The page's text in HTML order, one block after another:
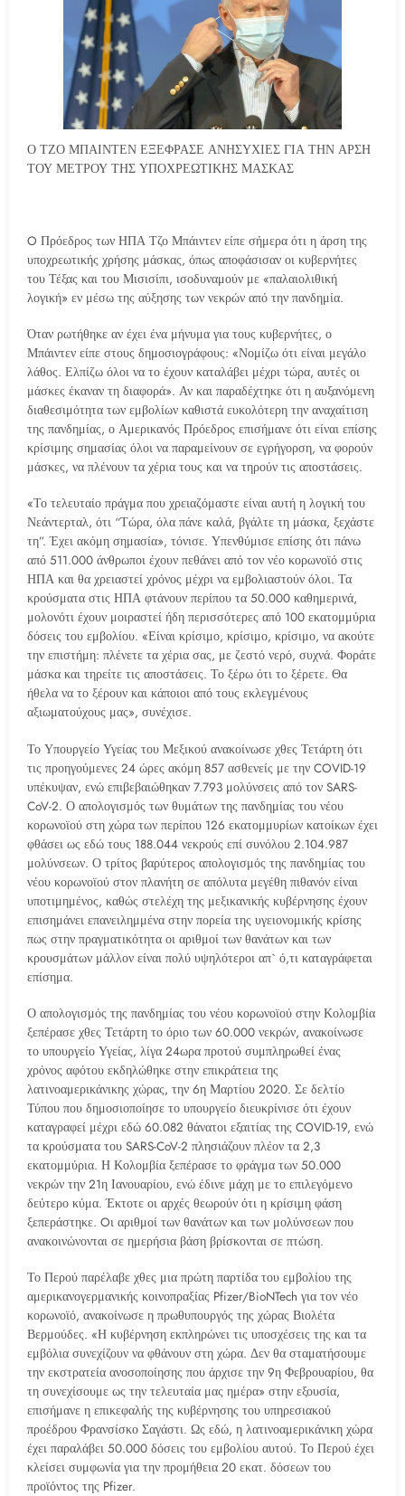
Ο ΤΖΟ ΜΠΑΙΝΤΕΝ ΕΞΕΦΡΑΣΕ ΑΝΗΣΥΧΙΕΣ ΓΙΑ ΤΗΝ ΑΡΣΗ
ΤΟΥ ΜΕΤΡΟΥ ΤΗΣ ΥΠΟΧΡΕΩΤΙΚΗΣ ΜΑΣΚΑΣ
O Πρόεδρος των ΗΠΑ Τζο Μπάιντεν είπε σήμερα ότι η άρση της
υποχρεωτικής χρήσης μάσκας, όπως αποφάσισαν οι κυβερνήτες
του Τέξας και του Μισισίπι, ισοδυναμούν με «παλαιολιθική
λογική» εν μέσω της αύξησης των νεκρών από την πανδημία.
Όταν ρωτήθηκε αν έχει ένα μήνυμα για τους κυβερνήτες, ο
Μπάιντεν είπε στους δημοσιογράφους: «Νομίζω ότι είναι μεγάλο
λάθος. Ελπίζω όλοι να το έχουν καταλάβει μέχρι τώρα, αυτές οι
μάσκες έκαναν τη διαφορά». Αν και παραδέχτηκε ότι η αυξανόμενη
διαθεσιμότητα των εμβολίων καθιστά ευκολότερη την αναχαίτιση
της πανδημίας, ο Αμερικανός Πρόεδρος επισήμανε ότι είναι επίσης
κρίσιμης σημασίας όλοι να παραμείνουν σε εγρήγορση, να φορούν
μάσκες, να πλένουν τα χέρια τους και να τηρούν τις αποστάσεις.
«Το τελευταίο πράγμα που χρειαζόμαστε είναι αυτή η λογική του
Νεάντερταλ, ότι “Τώρα, όλα πάνε καλά, βγάλτε τη μάσκα, ξεχάστε
τη”. Έχει ακόμη σημασία», τόνισε. Υπενθύμισε επίσης ότι πάνω
από 511.000 άνθρωποι έχουν πεθάνει από τον νέο κορωνοϊό στις
ΗΠΑ και θα χρειαστεί χρόνος μέχρι να εμβολιαστούν όλοι. Τα
κρούσματα στις ΗΠΑ φτάνουν περίπου τα 50.000 καθημερινά,
μολονότι έχουν μοιραστεί ήδη περισσότερες από 100 εκατομμύρια
δόσεις του εμβολίου. «Είναι κρίσιμο, κρίσιμο, κρίσιμο, να ακούτε
την επιστήμη: πλένετε τα χέρια σας, με ζεστό νερό, συχνά. Φοράτε
μάσκα και τηρείτε τις αποστάσεις. Το ξέρω ότι το ξέρετε. Θα
ήθελα να το ξέρουν και κάποιοι από τους εκλεγμένους
αξιωματούχους μας», συνέχισε.
Το Υπουργείο Υγείας του Μεξικού ανακοίνωσε χθες Τετάρτη ότι
τις προηγούμενες 24 ώρες ακόμη 857 ασθενείς με την COVID-19
υπέκυψαν, ενώ επιβεβαιώθηκαν 7.793 μολύνσεις από τον SARS-
CoV-2. Ο απολογισμός των θυμάτων της πανδημίας του νέου
κορωνοϊού στη χώρα των περίπου 126 εκατομμυρίων κατοίκων έχει
φθάσει ως εδώ τους 188.044 νεκρούς επί συνόλου 2.104.987
μολύνσεων. Ο τρίτος βαρύτερος απολογισμός της πανδημίας του
νέου κορωνοϊού στον πλανήτη σε απόλυτα μεγέθη πιθανόν είναι
υποτιμημένος, καθώς στελέχη της μεξικανικής κυβέρνησης έχουν
επισημάνει επανειλημμένα στην πορεία της υγειονομικής κρίσης
πως στην πραγματικότητα οι αριθμοί των θανάτων και των
κρουσμάτων μάλλον είναι πολύ υψηλότεροι απ` ό,τι καταγράφεται
επίσημα.
Ο απολογισμός της πανδημίας του νέου κορωνοϊού στην Κολομβία
ξεπέρασε χθες Τετάρτη το όριο των 60.000 νεκρών, ανακοίνωσε
το υπουργείο Υγείας, λίγα 24ωρα προτού συμπληρωθεί ένας
χρόνος αφότου εκδηλώθηκε στην επικράτεια της
λατινοαμερικάνικης χώρας, την 6η Μαρτίου 2020. Σε δελτίο
Τύπου που δημοσιοποίησε το υπουργείο διευκρίνισε ότι έχουν
καταγραφεί μέχρι εδώ 60.082 θάνατοι εξαιτίας της COVID-19, ενώ
τα κρούσματα του SARS-CoV-2 πλησιάζουν πλέον τα 2,3
εκατομμύρια. Η Κολομβία ξεπέρασε το φράγμα των 50.000
νεκρών την 21η Ιανουαρίου, ενώ έδινε μάχη με το επιλεγόμενο
δεύτερο κύμα. Έκτοτε οι αρχές θεωρούν ότι η κρίσιμη φάση
ξεπεράστηκε. Oι αριθμοί των θανάτων και των μολύνσεων που
ανακοινώνονται σε ημερήσια βάση βρίσκονται σε πτώση.
Το Περού παρέλαβε χθες μια πρώτη παρτίδα του εμβολίου της
αμερικανογερμανικής κοινοπραξίας Pfizer/BioNTech για τον νέο
κορωνοϊό, ανακοίνωσε η πρωθυπουργός της χώρας Βιολέτα
Βερμούδες. «Η κυβέρνηση εκπληρώνει τις υποσχέσεις της και τα
εμβόλια συνεχίζουν να φθάνουν στη χώρα. Δεν θα σταματήσουμε
την εκστρατεία ανοσοποίησης που άρχισε την 9η Φεβρουαρίου, θα
τη συνεχίσουμε ως την τελευταία μας ημέρα» στην εξουσία,
επισήμανε η επικεφαλής της κυβέρνησης του υπηρεσιακού
προέδρου Φρανσίσκο Σαγάστι. Ως εδώ, η λατινοαμερικάνικη χώρα
έχει παραλάβει 50.000 δόσεις του εμβολίου αυτού. Το Περού έχει
κλείσει συμφωνία για την προμήθεια 20 εκατ. δόσεων του
προϊόντος της Pfizer.